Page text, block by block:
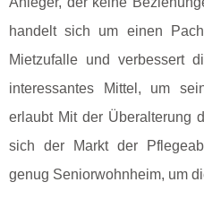
handelt sich um einen
Mietzufalle und verbessert
interessantes Mittel, um
erlaubt Mit der Überalterung
sich der Markt der
genug Seniorwohnheim, um